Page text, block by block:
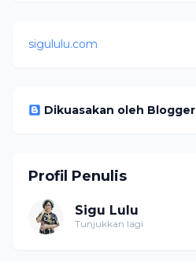
sigululu.com
Dikuasakan oleh Blogger
Profil Penulis
Sigu Lulu
Tunjukkan lagi